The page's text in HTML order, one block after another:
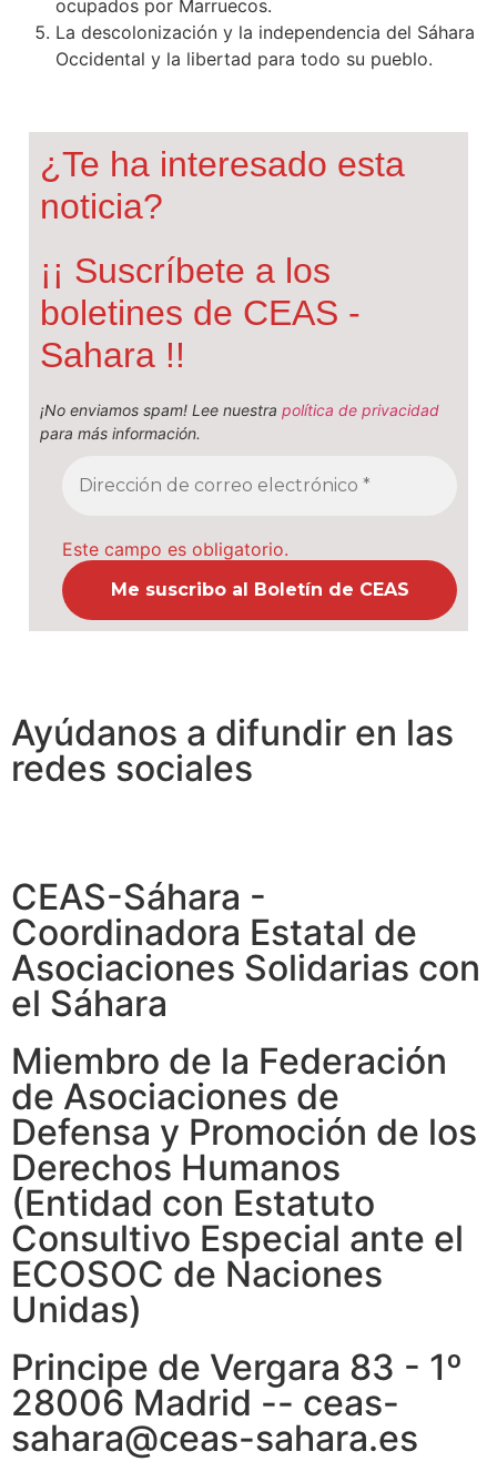
ocupados por Marruecos.
La descolonización y la independencia del Sáhara
Occidental y la libertad para todo su pueblo.
¿Te ha interesado esta
noticia?
¡¡ Suscríbete a los
boletines de CEAS -
Sahara !!
¡No enviamos spam! Lee nuestra política de privacidad
para más información.
Este campo es obligatorio.
Ayúdanos a difundir en las
redes sociales
CEAS-Sáhara -
Coordinadora Estatal de
Asociaciones Solidarias con
el Sáhara
Miembro de la Federación
de Asociaciones de
Defensa y Promoción de los
Derechos Humanos
(Entidad con Estatuto
Consultivo Especial ante el
ECOSOC de Naciones
Unidas)
Principe de Vergara 83 - 1º
28006 Madrid -- ceas-
sahara@ceas-sahara.es